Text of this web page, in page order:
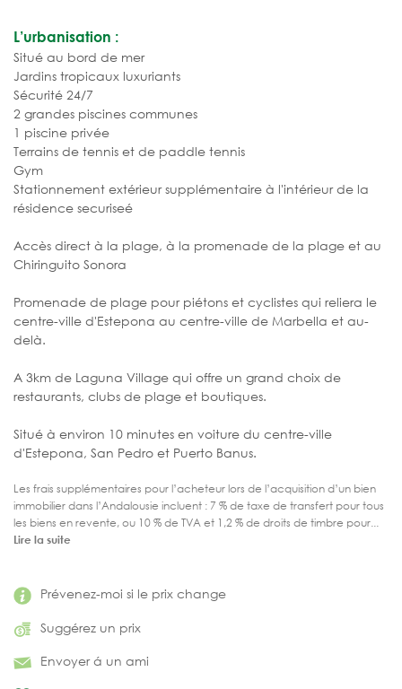
Prévenez-moi si le prix change
Suggérez un prix
Envoyer á un ami
L’urbanisation :
Situé au bord de mer
Jardins tropicaux luxuriants
Sécurité 24/7
2 grandes piscines communes
1 piscine privée
Terrains de tennis et de paddle tennis
Gym
Stationnement extérieur supplémentaire à l'intérieur de la
résidence securiseé
Accès direct à la plage, à la promenade de la plage et au
Chiringuito Sonora
Promenade de plage pour piétons et cyclistes qui reliera le
centre-ville d'Estepona au centre-ville de Marbella et au-
delà.
A 3km de Laguna Village qui offre un grand choix de
restaurants, clubs de plage et boutiques.
Situé à environ 10 minutes en voiture du centre-ville
d'Estepona, San Pedro et Puerto Banus.
Les frais supplémentaires pour l’acheteur lors de l’acquisition d’un bien
immobilier dans l’Andalousie incluent : 7 % de taxe de transfert pour tous
les biens en revente, ou 10 % de TVA et 1,2 % de droits de timbre pour...
Lire la suite